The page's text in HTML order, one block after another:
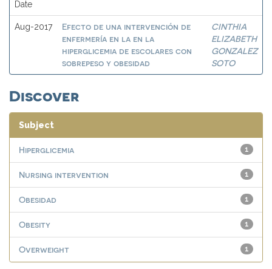
Date
Aug-2017
Efecto de una intervención de
enfermería en la en la
hiperglicemia de escolares con
sobrepeso y obesidad
CINTHIA
ELIZABETH
GONZALEZ
SOTO
Discover
Subject
1
Hiperglicemia
1
Nursing intervention
1
Obesidad
1
Obesity
1
Overweight